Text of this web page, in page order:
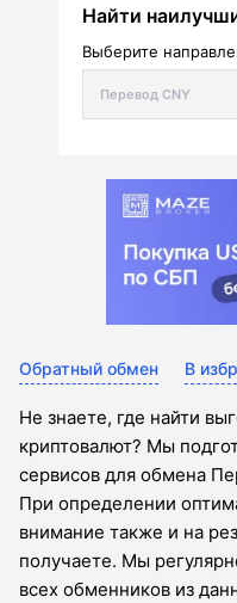
Найти
Выберите
Обратный обмен В
Не знаете, где найти
криптовалют? Мы
сервисов для обмена
При определении
внимание также и на
получаете. Мы
всех обменников из